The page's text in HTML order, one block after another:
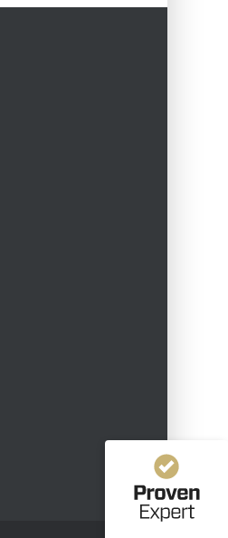
werden
40
Bewertungen auf
ProvenExpert.com
Blick aufs ProvenExpert-Profil werfen